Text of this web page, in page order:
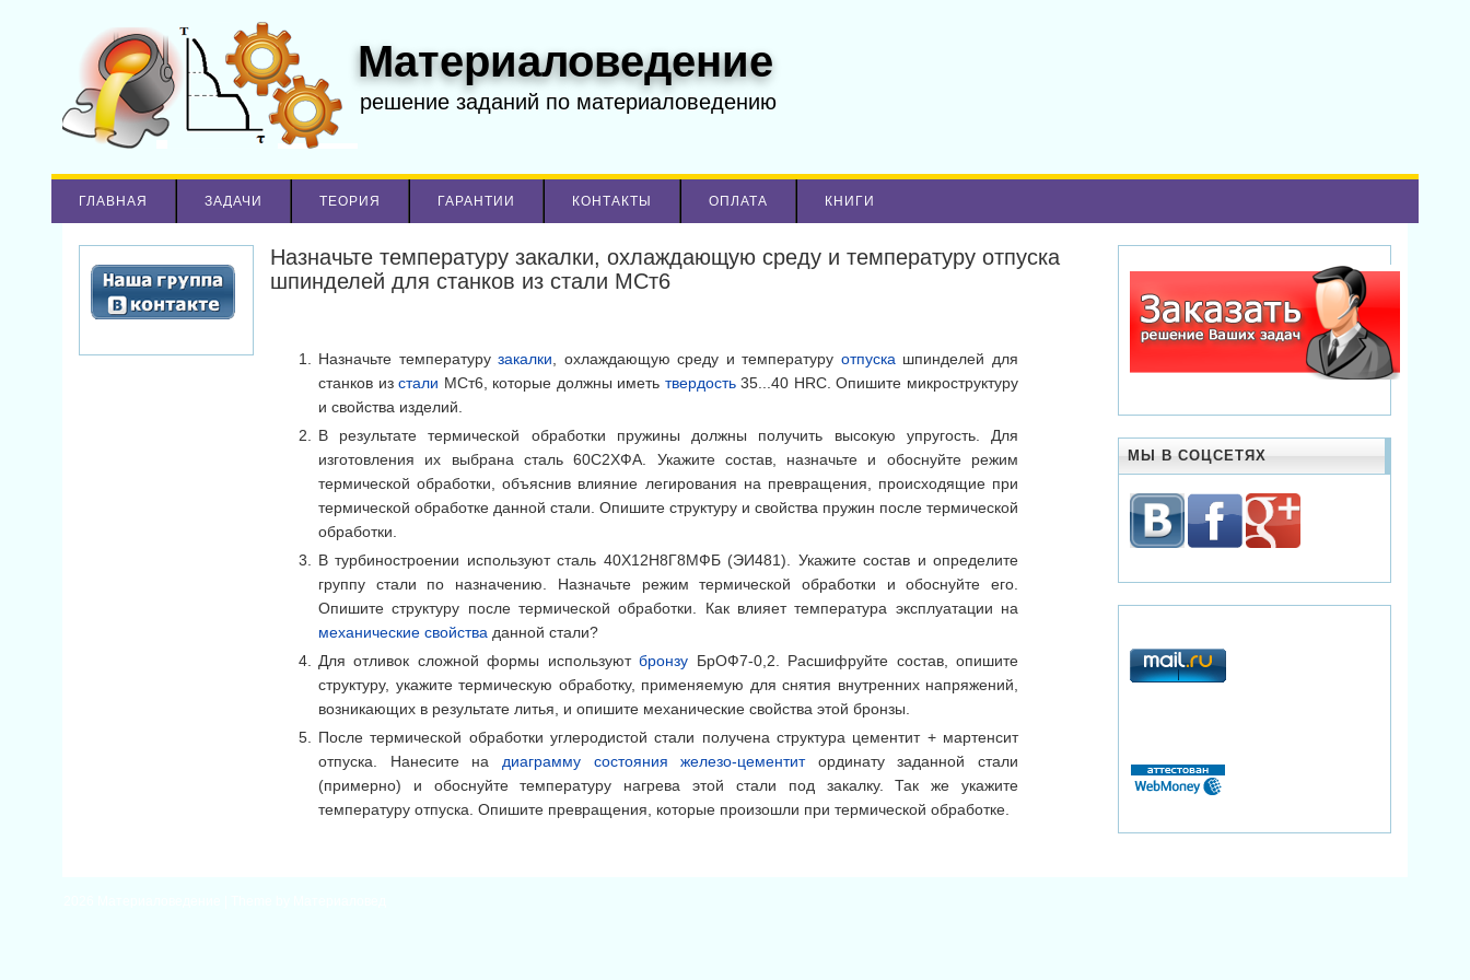
Материаловедение
решение заданий по материаловедению
ГЛАВНАЯ ЗАДАЧИ ТЕОРИЯ ГАРАНТИИ КОНТАКТЫ ОПЛАТА КНИГИ
Назначьте температуру закалки, охлаждающую среду и температуру отпуска
шпинделей для станков из стали МСт6
Назначьте температурузакалки , охлаждающую среду и температуру отпуска шпинделей для
станков изстали МСт6, которые должны иметь твердость35...40 HRC. Опишите микроструктуру
и свойства изделий.
В результате термической обработки пружины должны получить высокую упругость. Для
изготовления их выбрана сталь 60С2ХФА. Укажите состав, назначьте и обоснуйте режим
термической обработки, объяснив влияние легирования на превращения, происходящие при
термической обработке данной стали. Опишите структуру и свойства пружин после термической
обработки.
В турбиностроении используют сталь 40Х12Н8Г8МФБ (ЭИ481). Укажите состав и определите
группу стали по назначению. Назначьте режим термической обработки и обоснуйте его.
Опишите структуру после термической обработки. Как влияет температура эксплуатации на
механические свойства данной стали?
Для отливок сложной формы используютбронзу БрОФ7-0,2. Расшифруйте состав, опишите
структуру, укажите термическую обработку, применяемую для снятия внутренних напряжений,
возникающих в результате литья, и опишите механические свойства этой бронзы.
После термической обработки углеродистой стали получена структура цементит + мартенсит
отпуска. Нанесите на диаграмму состояния железо-цементитординату заданной стали
(примерно) и обоснуйте температуру нагрева этой стали под закалку. Так же укажите
температуру отпуска. Опишите превращения, которые произошли при термической обработке.
МЫ В СОЦСЕТЯХ